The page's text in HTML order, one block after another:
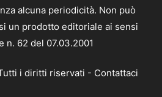
alcuna periodicità. Non può
un prodotto editoriale ai sensi
n. 62 del 07.03.2001
i diritti riservati - Contattaci